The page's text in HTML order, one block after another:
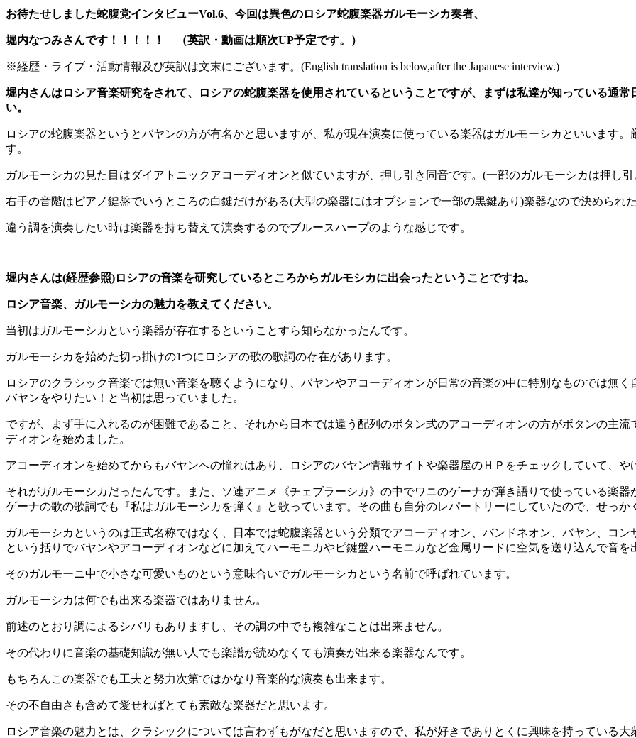
お待たせしました蛇腹党インタビューVol.6、今回は異色のロシア蛇腹楽器ガルモーシカ奏者、
堀内なつみさんです！！！！！ （英訳・動画は順次UP予定です。）
※経歴・ライブ・活動情報及び英訳は文末にございます。(English translation is below,after the Japanese interview.)
堀内さんはロシア音楽研究をされて、ロシアの蛇腹楽器を使用されているということですが、まずは私達が知っている通
い。
ロシアの蛇腹楽器というとバヤンの方が有名かと思いますが、私が現在演奏に使っている楽器はガルモーシカといいます
す。
ガルモーシカの見た目はダイアトニックアコーディオンと似ていますが、押し引き同音です。(一部のガルモーシカは押し
右手の音階はピアノ鍵盤でいうところの白鍵だけがある(大型の楽器にはオプションで一部の黒鍵あり)楽器なので決められ
違う調を演奏したい時は楽器を持ち替えて演奏するのでブルースハープのような感じです。
堀内さんは(経歴参照)ロシアの音楽を研究しているところからガルモシカに出会ったということですね。
ロシア音楽、ガルモーシカの魅力を教えてください。
当初はガルモーシカという楽器が存在するということすら知らなかったんです。
ガルモーシカを始めた切っ掛けの1つにロシアの歌の歌詞の存在があります。
ロシアのクラシック音楽では無い音楽を聴くようになり、バヤンやアコーディオンが日常の音楽の中に特別なものでは無
バヤンをやりたい！と当初は思っていました。
ですが、まず手に入れるのが困難であること、それから日本では違う配列のボタン式のアコーディオンの方がボタンの主
ディオンを始めました。
アコーディオンを始めてからもバヤンへの憧れはあり、ロシアのバヤン情報サイトや楽器屋のＨＰをチェックしていて、や
それがガルモーシカだったんです。また、ソ連アニメ《チェブラーシカ》の中でワニのゲーナが弾き語りで使っている楽
ゲーナの歌の歌詞でも『私はガルモーシカを弾く』と歌っています。その曲も自分のレパートリーにしていたので、せっか
ガルモーシカというのは正式名称ではなく、日本では蛇腹楽器という分類でアコーディオン、バンドネオン、バヤン、コ
という括りでバヤンやアコーディオンなどに加えてハーモニカやピ鍵盤ハーモニカなど金属リードに空気を送り込んで音を
そのガルモーニ中で小さな可愛いものという意味合いでガルモーシカという名前で呼ばれています。
ガルモーシカは何でも出来る楽器ではありません。
前述のとおり調によるシバリもありますし、その調の中でも複雑なことは出来ません。
その代わりに音楽の基礎知識が無い人でも楽譜が読めなくても演奏が出来る楽器なんです。
もちろんこの楽器でも工夫と努力次第ではかなり音楽的な演奏も出来ます。
その不自由さも含めて愛せればとても素敵な楽器だと思います。
ロシア音楽の魅力とは、クラシックについては言わずもがなだと思いますので、私が好きでありとくに興味を持っている大